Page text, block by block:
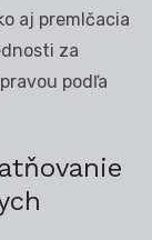
aj premlčacia
za
podľa